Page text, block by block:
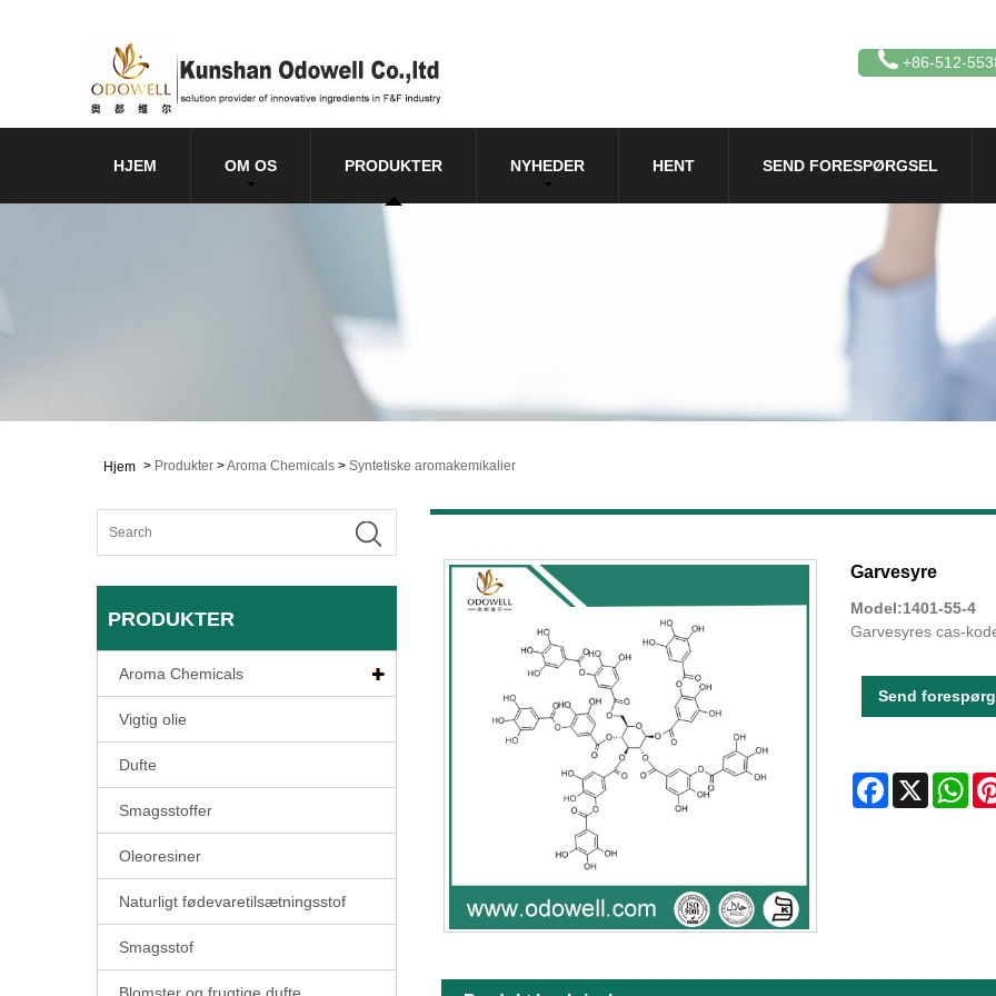
+86-512-
HJEM OM OS PRODUKTER NYHEDER HENT SEND FORESPØRGSEL
Hjem > Produkter >Aroma Chemicals > Syntetiske aromakemikalier
PRODUKTER
Aroma Chemicals
Vigtig olie
Dufte
Smagsstoffer
Oleoresiner
Naturligt fødevaretilsætningsstof
Smagsstof
Garvesyre
Model:1401-55-4
Garvesyres cas-
Send
Facebook
X